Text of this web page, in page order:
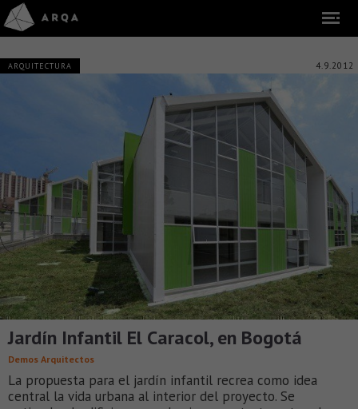
ARQUITECTURA 4.9.2012
Jardín Infantil El Caracol, en Bogotá
Demos Arquitectos
La propuesta para el jardín infantil recrea como idea
central la vida urbana al interior del proyecto. Se